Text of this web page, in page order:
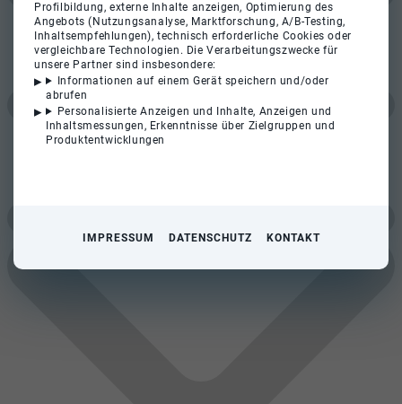
Profilbildung, externe Inhalte anzeigen, Optimierung des
Angebots (Nutzungsanalyse, Marktforschung, A/B-Testing,
Inhaltsempfehlungen), technisch erforderliche Cookies oder
vergleichbare Technologien. Die Verarbeitungszwecke für
unsere Partner sind insbesondere:
Informationen auf einem Gerät speichern und/oder
abrufen
Personalisierte Anzeigen und Inhalte, Anzeigen und
Inhaltsmessungen, Erkenntnisse über Zielgruppen und
Produktentwicklungen
IMPRESSUM DATENSCHUTZ KONTAKT